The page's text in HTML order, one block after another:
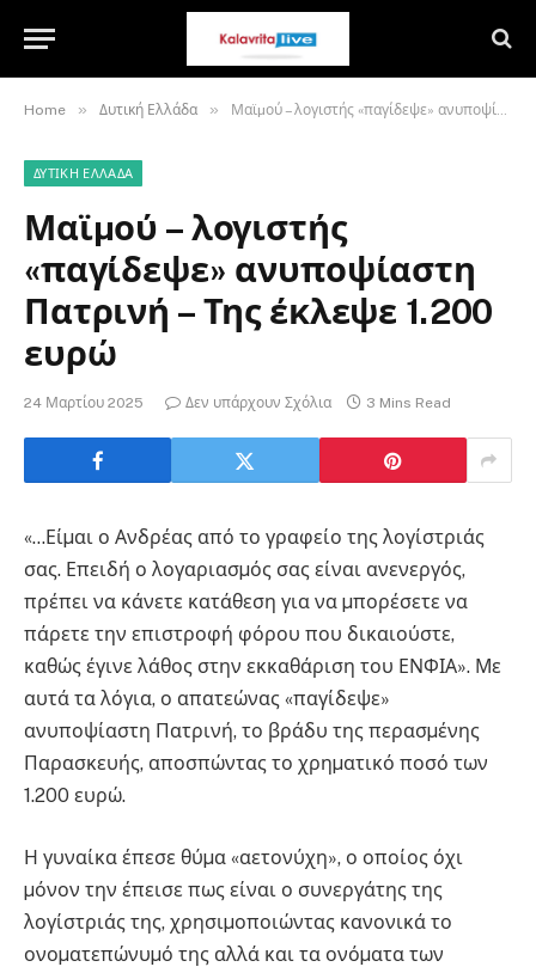
Home » Δυτική Ελλάδα » Μαϊµού – λογιστής «παγίδεψε» ανυποψίαστη Πατρινή – Της έκλεψε 1.200 ευρώ
ΔΥΤΙΚΉ ΕΛΛΆΔΑ
Μαϊµού – λογιστής
«παγίδεψε» ανυποψίαστη
Πατρινή – Της έκλεψε 1.200
ευρώ
24 Μαρτίου 2025 Δεν υπάρχουν Σχόλια 3 Mins Read
«…Είµαι ο Ανδρέας από το γραφείο της λογίστριάς
σας. Επειδή ο λογαριασµός σας είναι ανενεργός,
πρέπει να κάνετε κατάθεση για να µπορέσετε να
πάρετε την επιστροφή φόρου που δικαιούστε,
καθώς έγινε λάθος στην εκκαθάριση του ΕΝΦΙΑ». Με
αυτά τα λόγια, ο απατεώνας «παγίδεψε»
ανυποψίαστη Πατρινή, το βράδυ της περασµένης
Παρασκευής, αποσπώντας το χρηµατικό ποσό των
1.200 ευρώ.
Η γυναίκα έπεσε θύµα «αετονύχη», ο οποίος όχι
µόνον την έπεισε πως είναι ο συνεργάτης της
λογίστριάς της, χρησιµοποιώντας κανονικά το
ονοµατεπώνυµό της αλλά και τα ονόµατα των